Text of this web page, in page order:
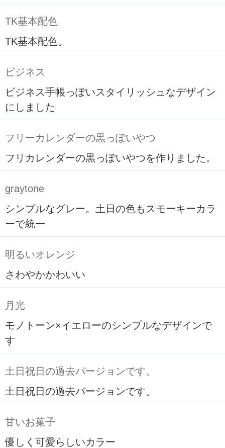
TK基本配色
TK基本配色。
ビジネス
ビジネス手帳っぽいスタイリッシュなデザイン
にしました
フリーカレンダーの黒っぽいやつ
フリカレンダーの黒っぽいやつを作りました。
graytone
シンプルなグレー。土日の色もスモーキーカラ
ーで統一
明るいオレンジ
さわやかかわいい
月光
モノトーン×イエローのシンプルなデザインで
す
土日祝日の過去バージョンです。
土日祝日の過去バージョンです。
甘いお菓子
優しく可愛らしいカラー